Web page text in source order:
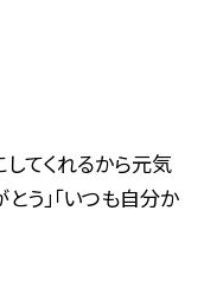
してくれるから元気
う」「いつも自分か